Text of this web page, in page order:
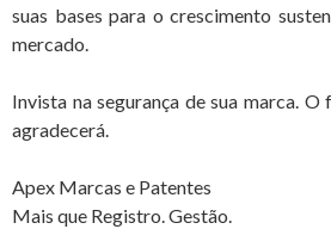
suas bases para o crescimento
mercado.
Invista na segurança de sua marca. O
agradecerá.
Apex Marcas e Patentes
Mais que Registro. Gestão.